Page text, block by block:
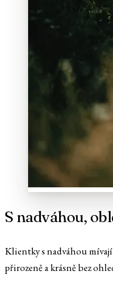
S nadváhou,
Klientky s nadváhou mívají
přirozeně a krásně bez